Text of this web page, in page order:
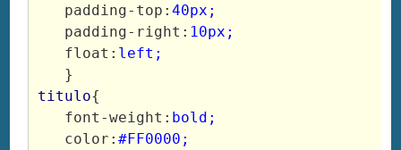
   padding-top:
40px;
   padding-right:
10px;
   float:
left;
titulo{
   font-weight:
bold;
   color:
#FF0000;